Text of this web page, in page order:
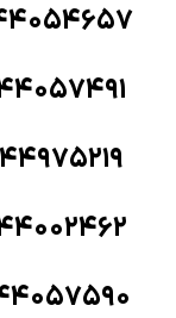
۰۲۱-
۰۲۱-
۰۲۱-
۰۲۱-
۰۲۱-